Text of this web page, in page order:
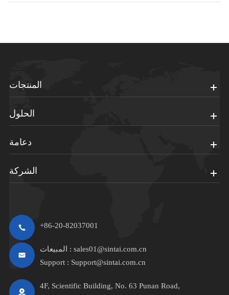
المنتجات
الحلول
دعامة
الشركة
+86-20-82037001
المبيعات : sales01@sintai.com.cn
Support : Support@sintai.com.cn
4F, Scientific Building, No. 63 Punan Road,